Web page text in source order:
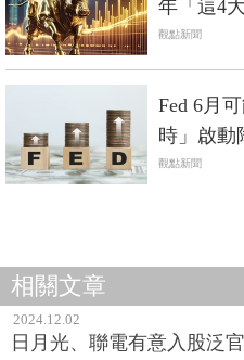
年「這4
觀點新聞
Fed 6月
時」啟動
觀點新聞
相關文章
2024.12.02
日月光、聯電有意入股泛